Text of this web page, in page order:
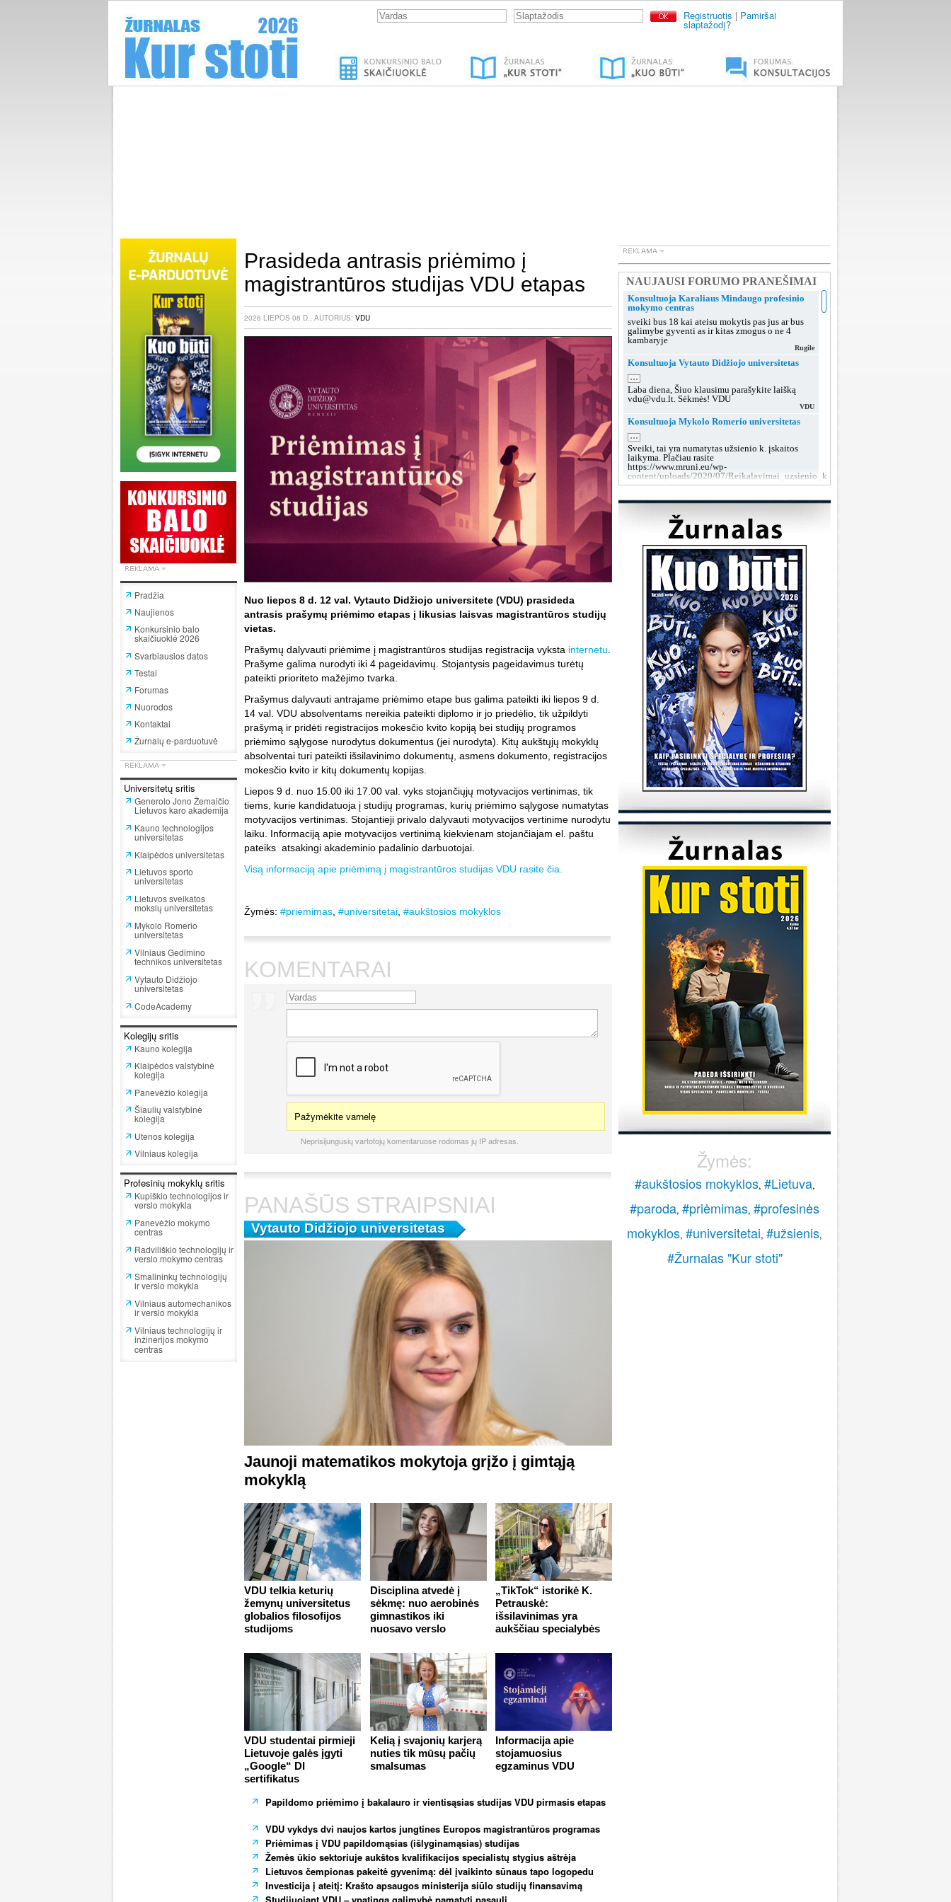
Registruotis | Pamiršai
slaptažodį?
Pradžia
Naujienos
Konkursinio balo
skaičiuoklė 2026
Svarbiausios datos
Testai
Forumas
Nuorodos
Kontaktai
Žurnalų e-parduotuvė
Universitetų sritis
Generolo Jono Žemaičio
Lietuvos karo akademija
Kauno technologijos
universitetas
Klaipėdos universitetas
Lietuvos sporto
universitetas
Lietuvos sveikatos
mokslų universitetas
Mykolo Romerio
universitetas
Vilniaus Gedimino
technikos universitetas
Vytauto Didžiojo
universitetas
CodeAcademy
Kolegijų sritis
Kauno kolegija
Klaipėdos valstybinė
kolegija
Panevėžio kolegija
Šiaulių valstybinė
kolegija
Utenos kolegija
Vilniaus kolegija
Profesinių mokyklų sritis
Kupiškio technologijos ir
verslo mokykla
Panevėžio mokymo
centras
Radviliškio technologijų ir
verslo mokymo centras
Smalininkų technologijų
ir verslo mokykla
Vilniaus automechanikos
ir verslo mokykla
Vilniaus technologijų ir
inžinerijos mokymo
centras
Prasideda antrasis priėmimo į
magistrantūros studijas VDU etapas
2026 LIEPOS 08 D., AUTORIUS: VDU
Nuo liepos 8 d. 12 val. Vytauto Didžiojo universitete (VDU) prasideda
antrasis prašymų priėmimo etapas į likusias laisvas magistrantūros studijų
vietas.
Prašymų dalyvauti priėmime į magistrantūros studijas registracija vyksta internetu
Prašyme galima nurodyti iki 4 pageidavimų. Stojantysis pageidavimus turėtų
pateikti prioriteto mažėjimo tvarka.
Prašymus dalyvauti antrajame priėmimo etape bus galima pateikti iki liepos 9 d.
14 val. VDU absolventams nereikia pateikti diplomo ir jo priedėlio, tik užpildyti
prašymą ir pridėti registracijos mokesčio kvito kopiją bei studijų programos
priėmimo sąlygose nurodytus dokumentus (jei nurodyta). Kitų aukštųjų mokyklų
absolventai turi pateikti išsilavinimo dokumentų, asmens dokumento, registracijos
mokesčio kvito ir kitų dokumentų kopijas.
Liepos 9 d. nuo 15.00 iki 17.00 val. vyks stojančiųjų motyvacijos vertinimas, tik
tiems, kurie kandidatuoja į studijų programas, kurių priėmimo sąlygose numatytas
motyvacijos vertinimas. Stojantieji privalo dalyvauti motyvacijos vertinime nurodytu
laiku. Informaciją apie motyvacijos vertinimą kiekvienam stojančiajam el. paštu
pateiks atsakingi akademinio padalinio darbuotojai.
Visą informaciją apie priėmimą į magistrantūros studijas VDU rasite čia.
Žymės: #priėmimas #universitetai #aukštosios mokyklos
KOMENTARAI
Pažymėkite varnelę
Neprisijungusių vartotojų komentaruose rodomas jų IP adresas.
PANAŠŪS STRAIPSNIAI
Vytauto Didžiojo universitetas
Jaunoji matematikos mokytoja grįžo į gimtąją
mokyklą
VDU telkia keturių
žemynų universitetus
globalios filosofijos
studijoms
Disciplina atvedė į
sėkmę: nuo aerobinės
gimnastikos iki
nuosavo verslo
„TikTok“ istorikė K.
Petrauskė:
išsilavinimas yra
aukščiau specialybės
VDU studentai pirmieji
Lietuvoje galės įgyti
„Google“ DI
sertifikatus
Kelią į svajonių karjerą
nuties tik mūsų pačių
smalsumas
Informacija apie
stojamuosius
egzaminus VDU
Papildomo priėmimo į bakalauro ir vientisąsias studijas VDU pirmasis etapas
VDU vykdys dvi naujos kartos jungtines Europos magistrantūros programas
Priėmimas į VDU papildomąsias (išlyginamąsias) studijas
Žemės ūkio sektoriuje aukštos kvalifikacijos specialistų stygius aštrėja
Lietuvos čempionas pakeitė gyvenimą: dėl įvaikinto sūnaus tapo logopedu
Investicija į ateitį: Krašto apsaugos ministerija siūlo studijų finansavimą
Konsultuoja Karaliaus Mindaugo profesinio
mokymo centras
sveiki bus 18 kai ateisu mokytis pas jus ar bus
galimybe gyventi as ir kitas zmogus o ne 4
kambaryje
Rugile
Konsultuoja Vytauto Didžiojo universitetas
...
Laba diena, Šiuo klausimu parašykite laišką
vdu@vdu.lt. Sėkmės! VDU
VDU
Konsultuoja Mykolo Romerio universitetas
...
Sveiki, tai yra numatytas užsienio k. įskaitos
laikyma. Plačiau rasite
https://www.mruni.eu/wp-
content/uploads/2020/07/Reikalavimai_uzsienio_kalbos_iskaitai_2018.pdf
MRU konsultacijos
Konsultuoja Lietuvos sveikatos mokslų
Laba diena, tokiu klausimu rekomenduojame po
sutarties pasirašymo kreiptis į dekanatą prieš
grupių suformavimą arba teikti prašymą dėl
grupės keitimo, kai grupės jau bus aiškios.
LSMU SRT
Konsultuoja Klaipėdos valstybinė kolegija
Laba diena, taip, galite susisiekti su mumis šiais
kontaktais:
https://www.kvk.lt/stojantiesiems/priemimas-i-
studijas/
KVK
Konsultuoja Utenos kolegija
Sveiki, kada reikėtu kreiptis del užskaitymu
dalykų iš pabaigtos kolegijos/profesines
mokyklos ? Ir kur reikia kreiptis? Ačiū
Sveiki, kreiptis reikia prasidėjus studijų metams
į katedrą, kuriai priklauso Jūsų studijų programa.
Sėkmės
Sandra
Konsultuoja Klaipėdos universitetas
Šiuo metu į Geografijos studijų programą priimti
8 studentai.
Konsultuoja Vilniaus universitetas
...
Laba diena, dėkojame už laišką. Dėl
individualaus studijų plano kreipkitės į
fakulteto, kuriame studijuojate, studijų skyrių.
Kontaktus galite rasti čia:
https://www.vu.lt/studentams/paslaugos-
studentams/akademinis-konsultavimas.
Konsultuoja Pasieniečių mokykla
Sveiki, norėjau pasiklaust jeigu turi anglų ir
lietuvių valstybinį, turi B kategorija, bet gal šiek
tiek fiziškai silpnesnis esi tinkamas tarnybai? Ar
ta prasme fizo įskaita yra pagrindinis dalykas
įstoti į pasieniečių mokyklą?
Konsultuoja Lietuvos policijos mokykla
Sveiki, paskambinkite 070060076.
NAUJAUSI FORUMO PRANEŠIMAI
Žymės:
#aukštosios mokyklos, #Lietuva,
#paroda, #priėmimas, #profesinės
mokyklos, #universitetai, #užsienis,
#Žurnalas "Kur stoti"